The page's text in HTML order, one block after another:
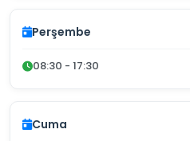
Perşembe
08:30 - 17:30
Cuma